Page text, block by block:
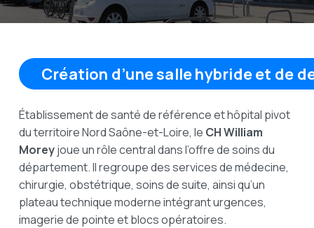
Création d’une salle hybride et de
Établissement de santé de référence et hôpital pivot
du territoire Nord Saône-et-Loire, le CH William
Moreyjoue un rôle central dans l’offre de soins du
département. Il regroupe des services de médecine,
chirurgie, obstétrique, soins de suite, ainsi qu’un
plateau technique moderne intégrant urgences,
imagerie de pointe et blocs opératoires.